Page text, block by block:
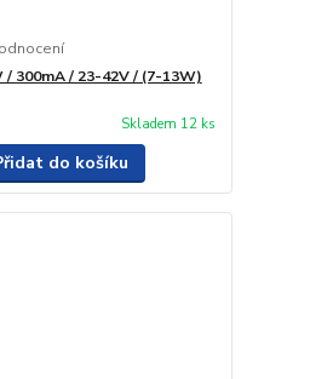
300mA / 23-42V / (7-13W)
Skladem 12 ks
do košíku